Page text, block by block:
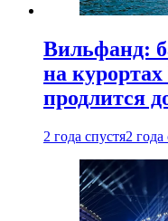
Вильфанд:
на
продлится
2 года спустя2 года